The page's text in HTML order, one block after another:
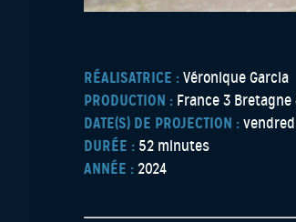
RÉALISATRICE :Véronique Garcia
PRODUCTION : France 3
DATE(S) DE PROJECTION :
DURÉE : 52 minutes
ANNÉE :2024